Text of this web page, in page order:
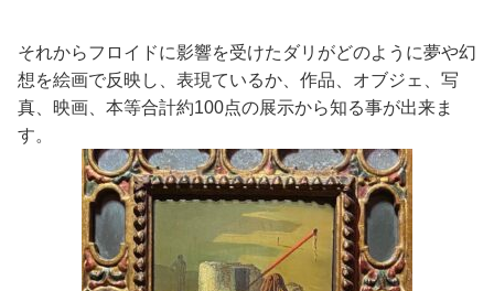
それからフロイドに影響を受けたダリがどのように夢や幻
想を絵画で反映し、表現ているか、作品、オブジェ、写
真、映画、本等合計約100点の展示から知る事が出来ま
す。